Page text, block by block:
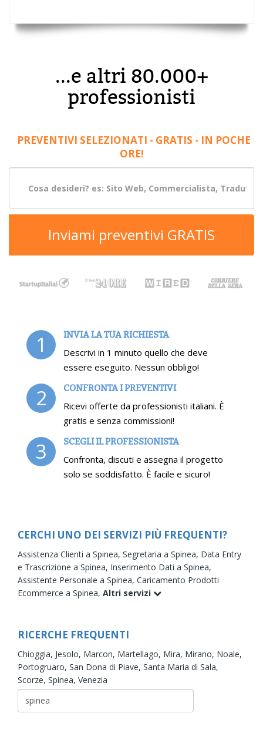
...e altri 80.000+
professionisti
PREVENTIVI SELEZIONATI - GRATIS - IN POCHE
ORE!
Inviami preventivi GRATIS
1 INVIA LA TUA RICHIESTA
Descrivi in 1 minuto quello che deve
essere eseguito. Nessun obbligo!
2 CONFRONTA I PREVENTIVI
Ricevi offerte da professionisti italiani. È
gratis e senza commissioni!
3 SCEGLI IL PROFESSIONISTA
Confronta, discuti e assegna il progetto
solo se soddisfatto. È facile e sicuro!
CERCHI UNO DEI SERVIZI PIÙ FREQUENTI?
Assistenza Clienti a Spinea, Segretaria a Spinea, Data Entry
e Trascrizione a Spinea, Inserimento Dati a Spinea,
Assistente Personale a Spinea, Caricamento Prodotti
Ecommerce a Spinea, Altri servizi
RICERCHE FREQUENTI
Chioggia, Jesolo, Marcon, Martellago, Mira, Mirano, Noale,
Portogruaro, San Dona di Piave, Santa Maria di Sala,
Scorze, Spinea, Venezia